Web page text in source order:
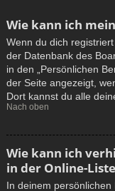
Wie kann ich
Wenn du dich
der Datenbank des
in den „Persönlichen
der Seite angezeigt,
Dort kannst du alle
Nach oben
Wie kann ich
in der Online-
In deinem